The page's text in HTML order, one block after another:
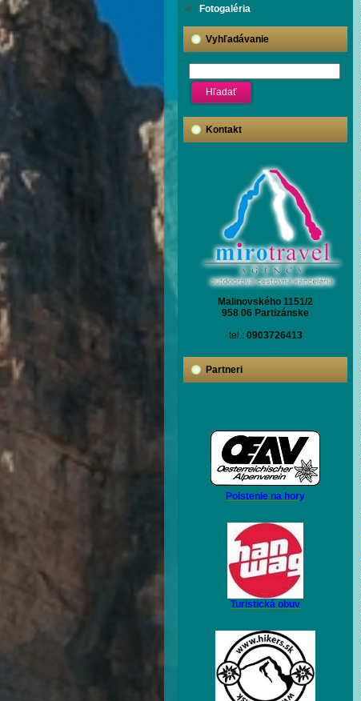
Fotogaléria
Vyhľadávanie
Kontakt
Malinovského 1151/2
958 06 Partizánske
tel.: 0903726413
Partneri
Poistenie na hory
Turistická obuv